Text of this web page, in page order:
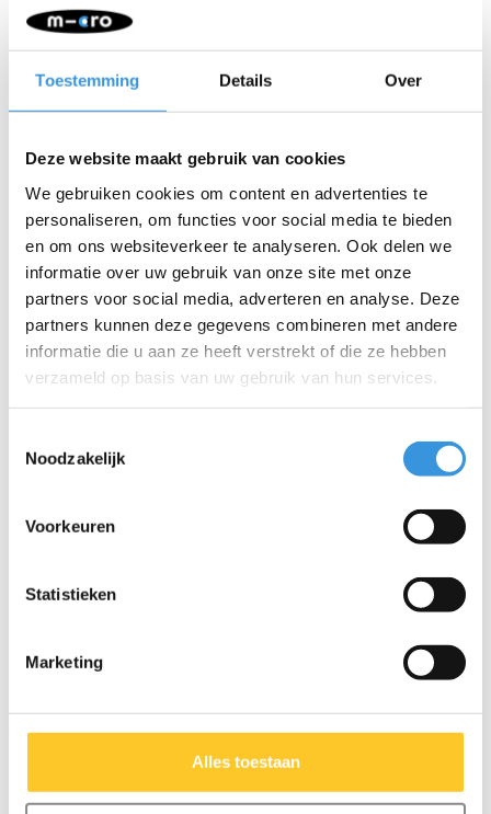
Toestemming Details Over
Deze website maakt gebruik van cookies
We gebruiken cookies om content en advertenties te
personaliseren, om functies voor social media te bieden
en om ons websiteverkeer te analyseren. Ook delen we
informatie over uw gebruik van onze site met onze
partners voor social media, adverteren en analyse. Deze
partners kunnen deze gegevens combineren met andere
informatie die u aan ze heeft verstrekt of die ze hebben
verzameld op basis van uw gebruik van hun services.
Noodzakelijk
Voorkeuren
Statistieken
Marketing
Alles toestaan
elleboogbeschermers